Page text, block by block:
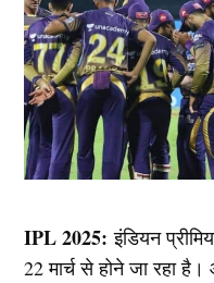
IPL 2025:इंडियन
22 मार्च से होने जा रहा